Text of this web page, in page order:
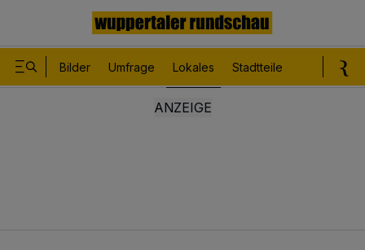
Bilder Umfrage Lokales Stadtteile